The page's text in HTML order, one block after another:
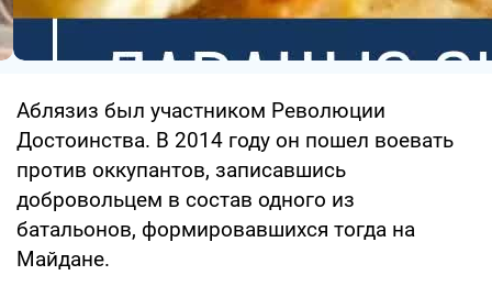
Аблязиз был участником Революции
Достоинства. В 2014 году он пошел воевать
против оккупантов, записавшись
добровольцем в состав одного из
батальонов, формировавшихся тогда на
Майдане.